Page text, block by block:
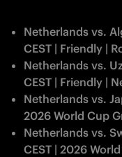
Netherlands vs.
CEST | Friendly |
Netherlands vs.
CEST | Friendly |
Netherlands vs.
2026 World Cup
Netherlands vs.
CEST | 2026